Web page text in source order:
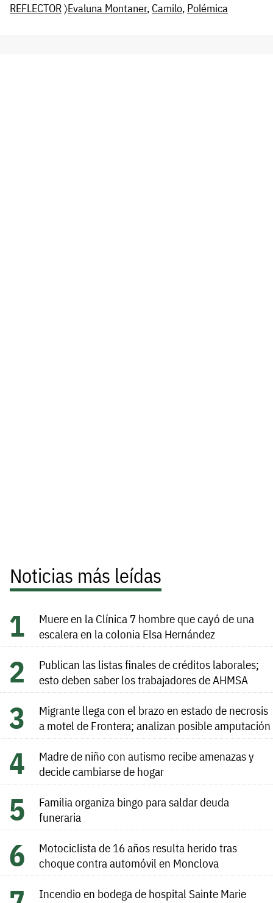
REFLECTOR〉Evaluna Montaner, Camilo, Polémica
Noticias más leídas
Muere en la Clínica 7 hombre que cayó de una
escalera en la colonia Elsa Hernández
Publican las listas finales de créditos laborales;
esto deben saber los trabajadores de AHMSA
Migrante llega con el brazo en estado de necrosis
a motel de Frontera; analizan posible amputación
Madre de niño con autismo recibe amenazas y
decide cambiarse de hogar
Familia organiza bingo para saldar deuda
funeraria
Motociclista de 16 años resulta herido tras
choque contra automóvil en Monclova
Incendio en bodega de hospital Sainte Marie